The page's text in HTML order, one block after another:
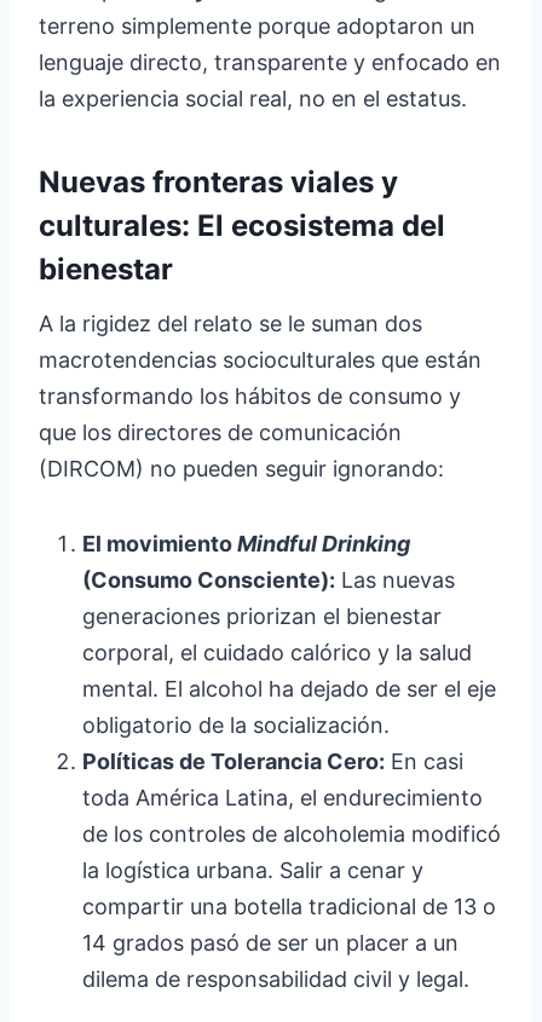
terreno simplemente porque adoptaron un
lenguaje directo, transparente y enfocado en
la experiencia social real, no en el estatus.
Nuevas fronteras viales y
culturales: El ecosistema del
bienestar
A la rigidez del relato se le suman dos
macrotendencias socioculturales que están
transformando los hábitos de consumo y
que los directores de comunicación
(DIRCOM) no pueden seguir ignorando:
El movimientoMindful Drinking
(Consumo Consciente): Las nuevas
generaciones priorizan el bienestar
corporal, el cuidado calórico y la salud
mental. El alcohol ha dejado de ser el eje
obligatorio de la socialización.
Políticas de Tolerancia Cero: En casi
toda América Latina, el endurecimiento
de los controles de alcoholemia modificó
la logística urbana. Salir a cenar y
compartir una botella tradicional de 13 o
14 grados pasó de ser un placer a un
dilema de responsabilidad civil y legal.